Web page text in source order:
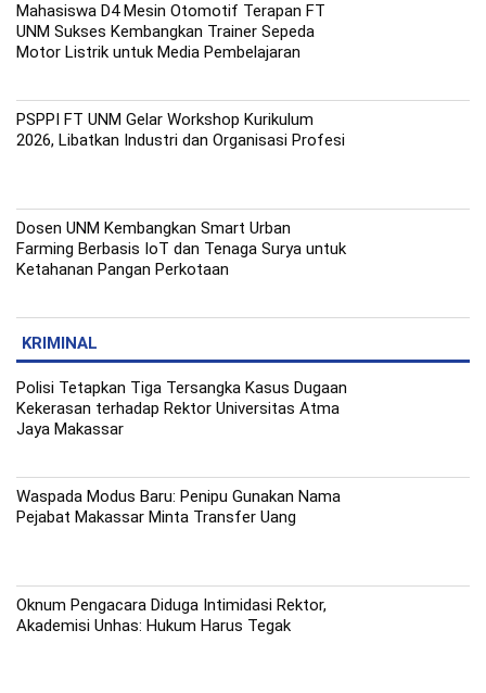
Mahasiswa D4 Mesin Otomotif Terapan FT
UNM Sukses Kembangkan Trainer Sepeda
Motor Listrik untuk Media Pembelajaran
PSPPI FT UNM Gelar Workshop Kurikulum
2026, Libatkan Industri dan Organisasi Profesi
Dosen UNM Kembangkan Smart Urban
Farming Berbasis IoT dan Tenaga Surya untuk
Ketahanan Pangan Perkotaan
KRIMINAL
Polisi Tetapkan Tiga Tersangka Kasus Dugaan
Kekerasan terhadap Rektor Universitas Atma
Jaya Makassar
Waspada Modus Baru: Penipu Gunakan Nama
Pejabat Makassar Minta Transfer Uang
Oknum Pengacara Diduga Intimidasi Rektor,
Akademisi Unhas: Hukum Harus Tegak